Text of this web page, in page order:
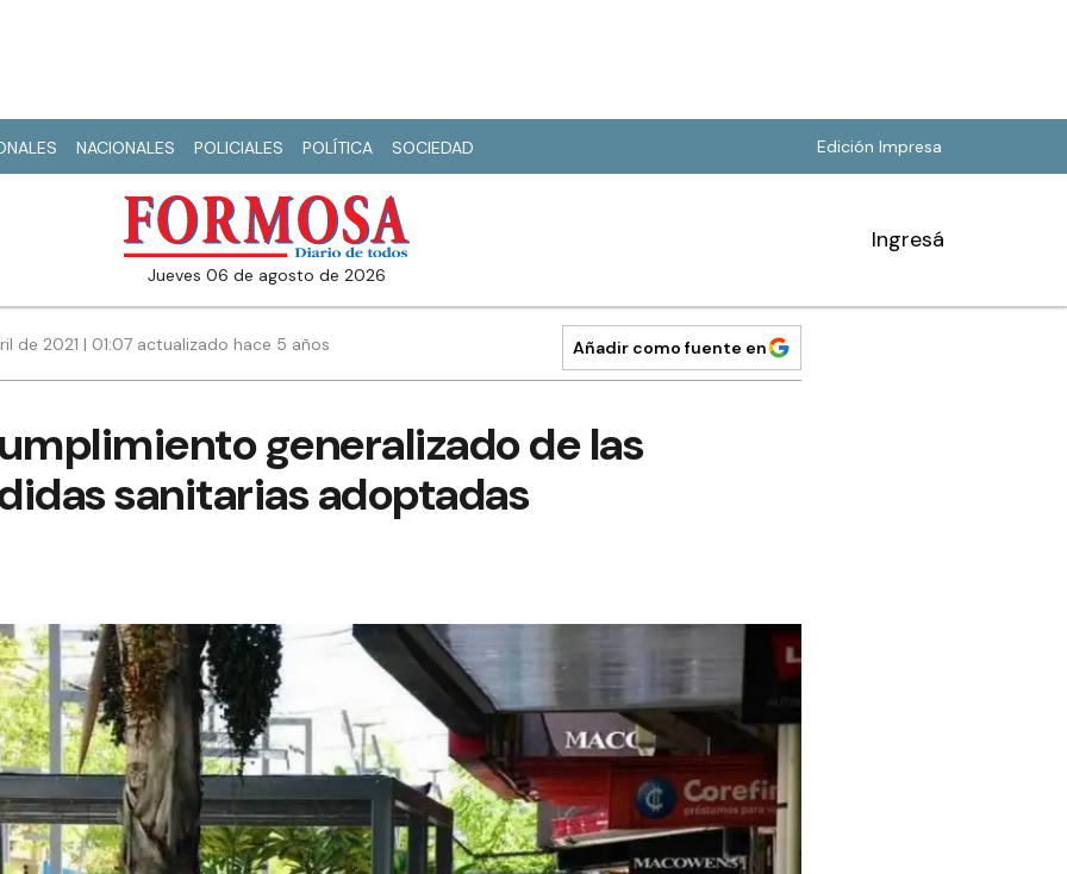
NACIONALES POLICIALES POLÍTICA SOCIEDAD Edición Impresa
jueves 06 de agosto de 2026
Ingresá
de 2021 | 01:07 actualizado hace 5 años Añadir como fuente en
generalizado de las
sanitarias adoptadas